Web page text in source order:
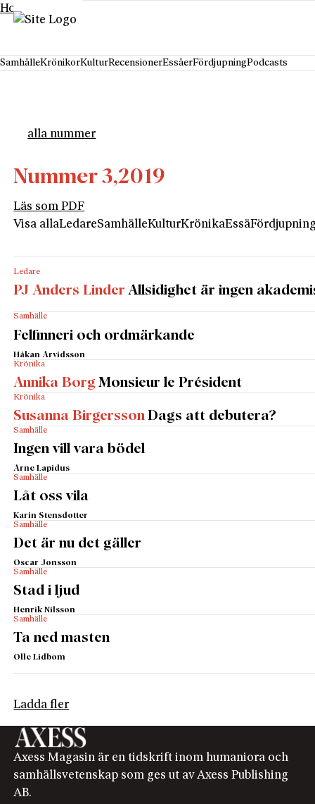
Hoppa till innehåll
SamhälleKrönikorKulturRecensionerEssäerFördjupningPodcasts
alla nummer
Nummer 3,2019
Läs som PDF
Visa allaLedareSamhälleKulturKrönikaEssä
Ledare
PJ Anders Linder Allsidighet är ingen
Samhälle
Felfinneri och ordmärkande
Håkan Arvidsson
Krönika
Annika Borg Monsieur le Président
Krönika
Susanna Birgersson Dags att debutera?
Samhälle
Ingen vill vara bödel
Arne Lapidus
Samhälle
Låt oss vila
Karin Stensdotter
Samhälle
Det är nu det gäller
Oscar Jonsson
Samhälle
Stad i ljud
Henrik Nilsson
Samhälle
Ta ned masten
Olle Lidbom
Ladda fler
Axess Magasin är en tidskrift inom humaniora och
samhällsvetenskap som ges ut av Axess Publishing
AB.